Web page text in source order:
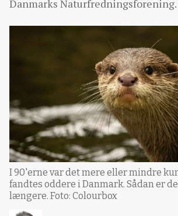
Danmarks Naturfredningsforening.
I 90'erne var det mere eller mindre
fandtes oddere i Danmark. Sådan er
længere. Foto: Colourbox